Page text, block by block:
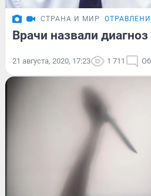
СТРАНА И МИР
Врачи назвали
21 августа, 2020, 17:23 1 711